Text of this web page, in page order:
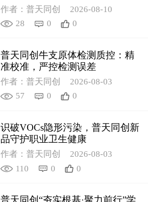
作者：普天同创
2026-08-10
28
0 0
普天同创牛支原体检测质控：精
准校准，严控检测误差
作者：普天同创
2026-08-03
57
0 0
识破VOCs隐形污染，普天同创新
品守护职业卫生健康
作者：普天同创
2026-08-03
110
0 0